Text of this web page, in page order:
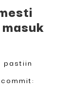
pastiin